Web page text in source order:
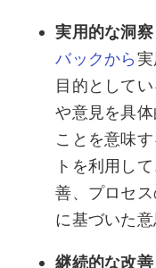
実用的な洞察
バックから
目的として
や意見を具
ことを意味
トを利用し
善、プロセ
に基づいた意
継続的な改善